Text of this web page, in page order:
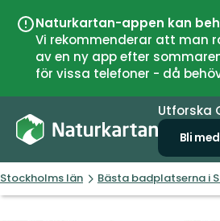
Naturkartan-appen kan
Vi rekommenderar att man
av en ny app efter
för vissa telefoner - då
Utforska
Bli
Stockholms län Bästa badplatserna i